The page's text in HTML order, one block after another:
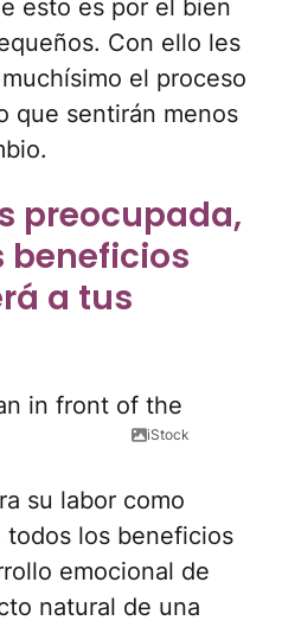
esto es por el bien
Con ello les
el proceso
que sentirán menos
preocupada,
beneficios
a tus
iStock
su labor como
todos los beneficios
emocional de
natural de una